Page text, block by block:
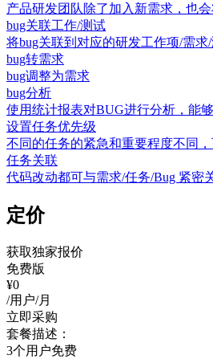
产品研发团队除了加入新需求，也
bug关联工作/测试
将bug关联到对应的研发工作项/需
bug转需求
bug调整为需求
bug分析
使用统计报表对BUG进行分析，能
设置任务优先级
不同的任务的紧急和重要程度不同
任务关联
代码改动都可与需求/任务/Bug 紧密
定价
获取独家报价
免费版
¥0
/用户/月
立即采购
套餐描述：
3个用户免费